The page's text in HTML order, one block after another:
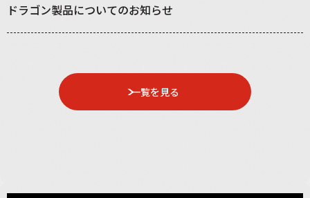
ドラゴン製品についてのお知らせ
一覧を見る